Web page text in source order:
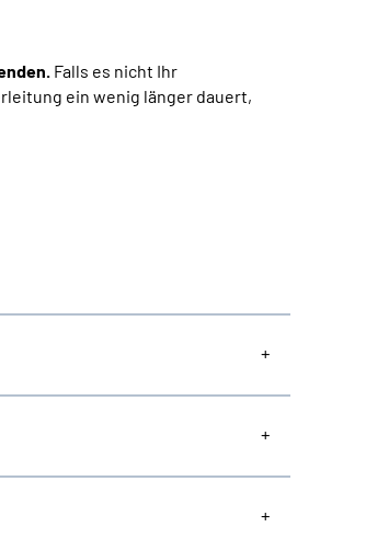
Falls es nicht Ihr
ein wenig länger dauert,